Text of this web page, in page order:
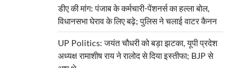
डीए की मांग: पंजाब के कर्मचारी-पेंशनर्स का हल्ला बोल,
विधानसभा घेराव के लिए बढ़े; पुलिस ने चलाई वाटर कैनन
UP Politics: जयंत चौधरी को बड़ा झटका, यूपी प्रदेश
अध्यक्ष रामाशीष राय ने रालोद से दिया इस्तीफा; BJP से